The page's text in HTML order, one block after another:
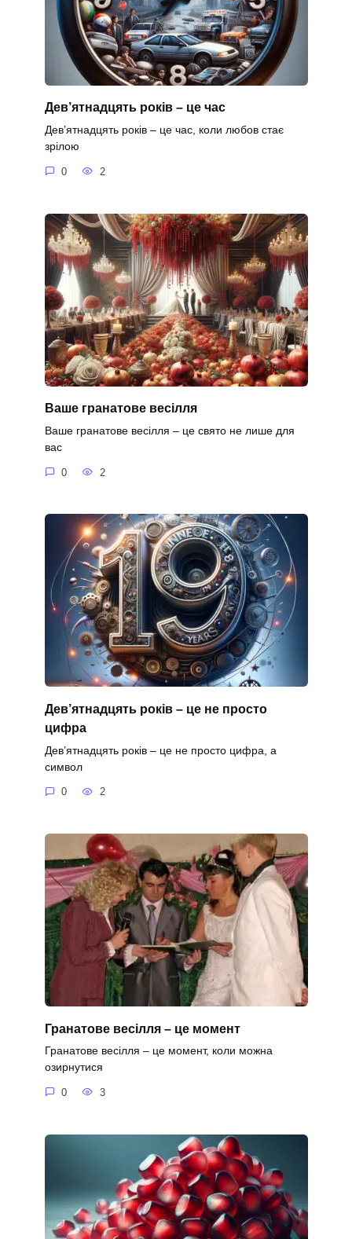
Дев’ятнадцять років – це час
Дев’ятнадцять років – це час, коли любов стає
зрілою
0 2
Ваше гранатове весілля
Ваше гранатове весілля – це свято не лише для
вас
0 2
Дев’ятнадцять років – це не просто
цифра
Дев’ятнадцять років – це не просто цифра, а
символ
0 2
Гранатове весілля – це момент
Гранатове весілля – це момент, коли можна
озирнутися
0 3